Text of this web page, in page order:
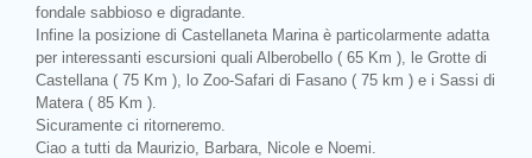
fondale sabbioso e digradante.
Infine la posizione di Castellaneta Marina è particolarmente adatta
per interessanti escursioni quali Alberobello ( 65 Km ), le Grotte di
Castellana ( 75 Km ), lo Zoo-Safari di Fasano ( 75 km ) e i Sassi di
Matera ( 85 Km ).
Sicuramente ci ritorneremo.
Ciao a tutti da Maurizio, Barbara, Nicole e Noemi.